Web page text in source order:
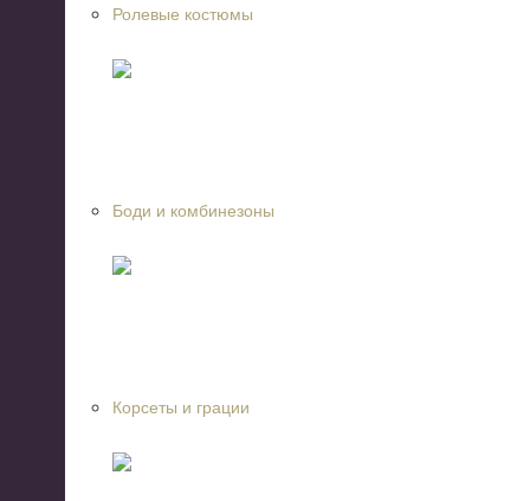
Ролевые костюмы
Боди и комбинезоны
Корсеты и грации